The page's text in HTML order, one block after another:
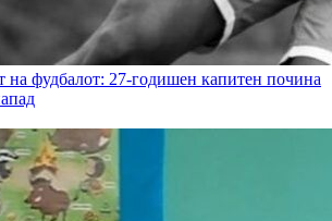
на фудбалот: 27-годишен капитен почина